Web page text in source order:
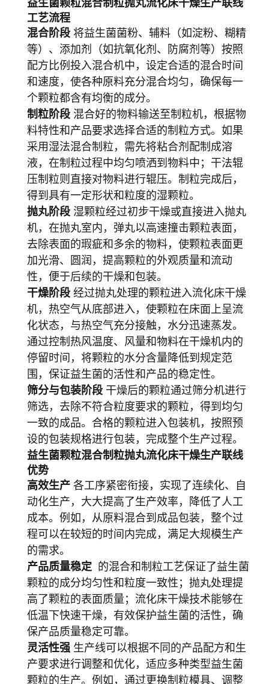
益生菌颗粒混合制粒抛丸流化床干燥生产联线
工艺流程
混合阶段 将益生菌菌粉、辅料（如淀粉、糊精
等）、添加剂（如抗氧化剂、防腐剂等）按照
配方比例投入混合机中，设定合适的混合时间
和速度，使各种原料充分混合均匀，确保每一
个颗粒都含有均衡的成分。
制粒阶段 混合好的物料输送至制粒机，根据物
料特性和产品要求选择合适的制粒方式。如果
采用湿法混合制粒，需先将粘合剂配制成溶
液，在制粒过程中均匀喷洒到物料中；干法辊
压制粒则直接对物料进行辊压。制粒完成后，
得到具有一定形状和粒度的湿颗粒。
抛丸阶段 湿颗粒经过初步干燥或直接进入抛丸
机，在抛丸室内，弹丸以高速撞击颗粒表面，
去除表面的瑕疵和多余的物料，使颗粒表面更
加光滑、圆润，提高颗粒的外观质量和流动
性，便于后续的干燥和包装。
干燥阶段 经过抛丸处理的颗粒进入流化床干燥
机，热空气从底部进入，使颗粒在床面上呈流
化状态，与热空气充分接触，水分迅速蒸发。
通过控制热风温度、风量和物料在干燥机内的
停留时间，将颗粒的水分含量降低到规定范
围，保证益生菌的活性和产品的稳定性。
筛分与包装阶段 干燥后的颗粒通过筛分机进行
筛选，去除不符合粒度要求的颗粒，得到均匀
一致的成品。合格的颗粒进入包装机，按照预
设的包装规格进行包装，完成整个生产过程。
益生菌颗粒混合制粒抛丸流化床干燥生产联线
优势
高效生产 各工序紧密衔接，实现了连续化、自
动化生产，大大提高了生产效率，降低了人工
成本。例如，从原料混合到成品包装，整个过
程可以在较短的时间内完成，满足大规模生产
的需求。
产品质量稳定 的混合和制粒工艺保证了益生菌
颗粒的成分均匀性和粒度一致性；抛丸处理提
高了颗粒的表面质量；流化床干燥技术能够在
低温下快速干燥，有效保护益生菌的活性，确
保产品质量稳定可靠。
灵活性强 生产线可以根据不同的产品配方和生
产要求进行调整和优化，适应多种类型益生菌
颗粒的生产。例如，通过更换制粒模具、调整